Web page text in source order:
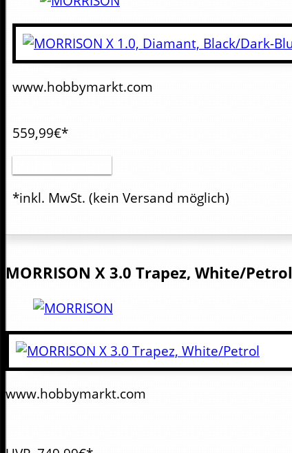
www.hobbymarkt.com
559,99€*
*inkl. MwSt. (kein Versand möglich)
MORRISON X 3.0 Trapez, White/Petrol
www.hobbymarkt.com